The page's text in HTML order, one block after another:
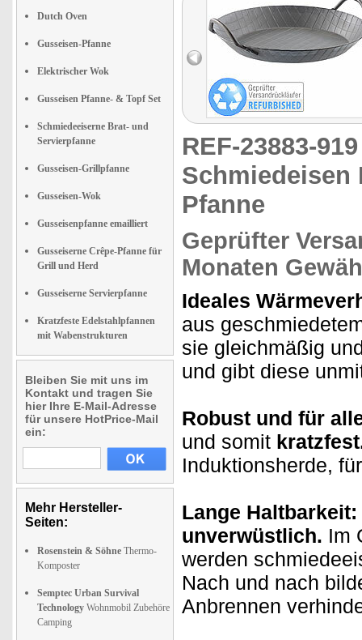
Dutch Oven
Gusseisen-Pfanne
Elektrischer Wok
Gusseisen Pfanne- & Topf Set
Schmiedeeiserne Brat- und
Servierpfanne
Gusseisen-Grillpfanne
Gusseisen-Wok
Gusseisenpfanne emailliert
Gusseiserne Crêpe-Pfanne für
Grill und Herd
Gusseiserne Servierpfanne
Kratzfeste Edelstahlpfannen
mit Wabenstrukturen
Bleiben Sie mit uns im
Kontakt und tragen Sie
hier Ihre E-Mail-Adresse
für unsere HotPrice-Mail
ein:
Mehr Hersteller-
Seiten:
Rosenstein & Söhne Thermo-
Komposter
Semptec Urban Survival
Technology Wohnmobil Zubehöre
Camping
REF-23883-
Schmiedeisen
Pfanne
Geprüfter
Monaten
Ideales
aus
sie gleichmäßig
und gibt diese
Robust und für
und somit
Induktionsherde,
Lange Haltbarkeit:
unverwüstlich. Im
werden
Nach und nach
Anbrennen